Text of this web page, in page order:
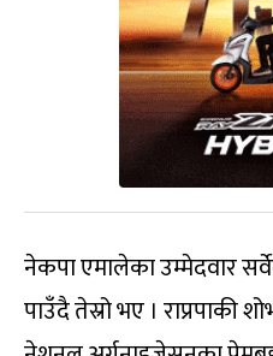
नेकपा एमालेका उम्मेदवार
पाउँदै तेस्रो भए । राप्रपाकी